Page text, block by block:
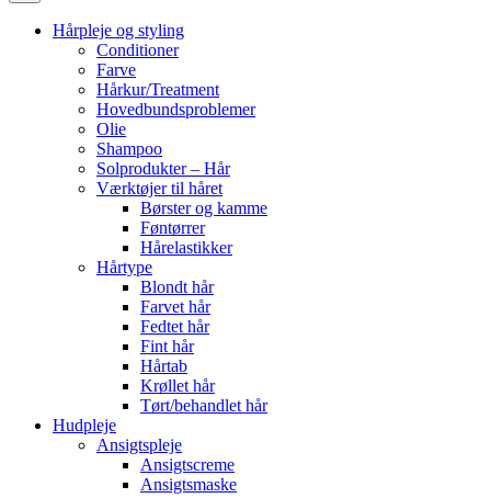
Hårpleje og styling
Conditioner
Farve
Hårkur/Treatment
Hovedbundsproblemer
Olie
Shampoo
Solprodukter – Hår
Værktøjer til håret
Børster og kamme
Føntørrer
Hårelastikker
Hårtype
Blondt hår
Farvet hår
Fedtet hår
Fint hår
Hårtab
Krøllet hår
Tørt/behandlet hår
Hudpleje
Ansigtspleje
Ansigtscreme
Ansigtsmaske